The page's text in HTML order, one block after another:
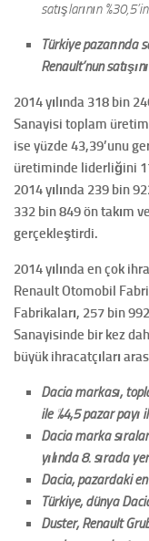
satışlarının
Türkiye pazarında
Renault’nun
2014 yılında 318 bin
Sanayisi toplam
ise yüzde 43,39’unu
üretiminde liderliğini
2014 yılında 239 bin
332 bin 849 ön takım
gerçekleştirdi.
2014 yılında en çok
Renault Otomobil
Fabrikaları, 257 bin
Sanayisinde bir kez
büyük ihracatçıları
Dacia markası,
ile %4,5 pazar payı
Dacia marka
yılında 8. sırada
Dacia, pazardaki
Türkiye, dünya
Duster, Renault